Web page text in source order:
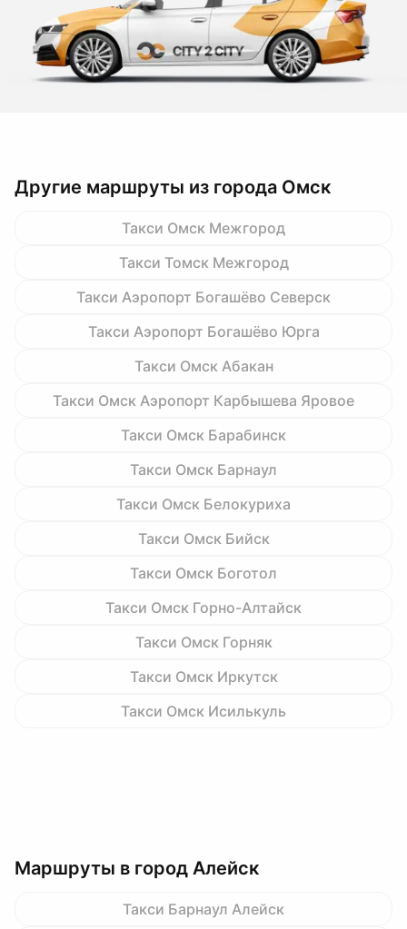
Другие маршруты из города Омск
Такси Омск Межгород
Такси Томск Межгород
Такси Аэропорт Богашёво Северск
Такси Аэропорт Богашёво Юрга
Такси Омск Абакан
Такси Омск Аэропорт Карбышева Яровое
Такси Омск Барабинск
Такси Омск Барнаул
Такси Омск Белокуриха
Такси Омск Бийск
Такси Омск Боготол
Такси Омск Горно-Алтайск
Такси Омск Горняк
Такси Омск Иркутск
Такси Омск Исилькуль
Маршруты в город Алейск
Такси Барнаул Алейск